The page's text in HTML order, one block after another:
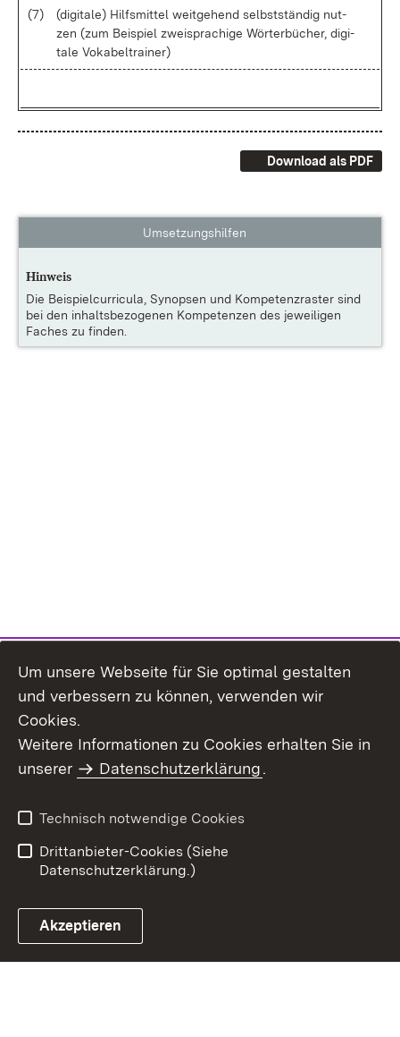
(7)
(di­gi­ta­le) Hilfs­mit­tel weit­ge­hend selbst­stän­dig nut­
zen (zum Bei­spiel zwei­spra­chi­ge Wör­ter­bü­cher, di­gi­
ta­le Vo­ka­bel­trai­ner)
Download als PDF
Umsetzungshilfen
Hinweis
Die Beispielcurricula, Synopsen und Kompetenzraster sind
bei den inhaltsbezogenen Kompetenzen des jeweiligen
Faches zu finden.
Um unsere Webseite für Sie optimal gestalten
und verbessern zu können, verwenden wir
Cookies.
Weitere Informationen zu Cookies erhalten Sie in
unserer
Datenschutzerklärung.
Technisch notwendige Cookies
Drittanbieter-Cookies (Siehe
Datenschutzerklärung.)
Akzeptieren